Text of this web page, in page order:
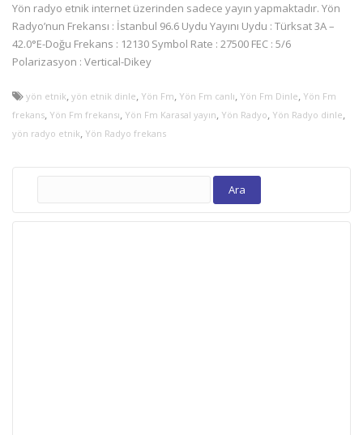
Yön radyo etnik internet üzerinden sadece yayın yapmaktadır. Yön
Radyo’nun Frekansı : İstanbul 96.6 Uydu Yayını Uydu : Türksat 3A –
42.0°E-Doğu Frekans : 12130 Symbol Rate : 27500 FEC : 5/6
Polarizasyon : Vertical-Dikey
yön etnik, yön etnik dinle, Yön Fm, Yön Fm canlı, Yön Fm Dinle, Yön Fm
frekans, Yön Fm frekansı, Yön Fm Karasal yayın, Yön Radyo, Yön Radyo dinle,
yön radyo etnik, Yön Radyo frekans
Arama: